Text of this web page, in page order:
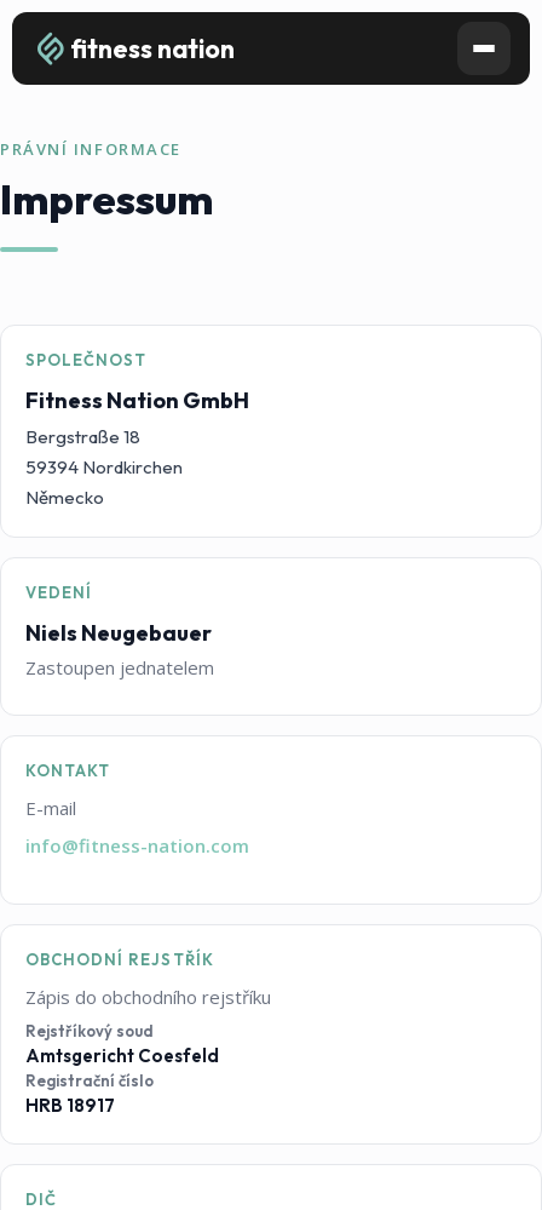
fitness nation
PRÁVNÍ INFORMACE
Impressum
SPOLEČNOST
Fitness Nation GmbH
Bergstraße 18
59394 Nordkirchen
Německo
VEDENÍ
Niels Neugebauer
Zastoupen jednatelem
KONTAKT
E-mail
info@fitness-nation.com
OBCHODNÍ REJSTŘÍK
Zápis do obchodního rejstříku
Rejstříkový soud
Amtsgericht Coesfeld
Registrační číslo
HRB 18917
DIČ